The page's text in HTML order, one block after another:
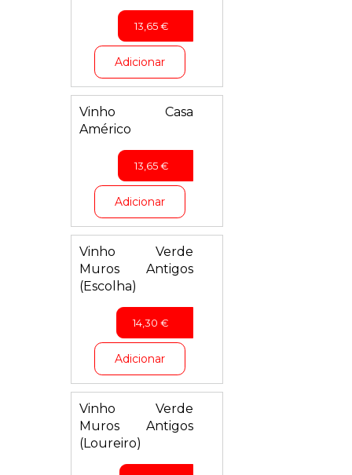
13,65€
Adicionar
Vinho Casa
Américo
13,65€
Adicionar
Vinho Verde
Muros Antigos
(Escolha)
14,30 €
Adicionar
Vinho Verde
Muros Antigos
(Loureiro)